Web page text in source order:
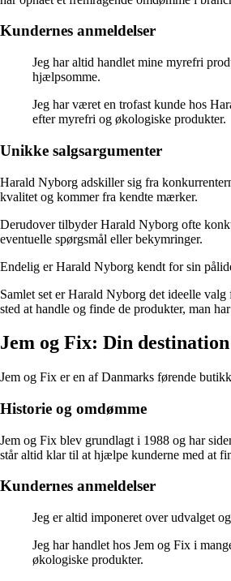
Kundernes anmeldelser
Jeg har altid handlet mine myrefri
hjælpsomme.
Jeg har været en trofast kunde hos
efter myrefri og økologiske produkter.
Unikke salgsargumenter
Harald Nyborg adskiller sig fra
kvalitet og kommer fra kendte mærker.
Derudover tilbyder Harald Nyborg ofte
eventuelle spørgsmål eller bekymringer.
Endelig er Harald Nyborg kendt for sin
Samlet set er Harald Nyborg det ideelle
sted at handle og finde de produkter, man
Jem og Fix: Din
Jem og Fix er en af Danmarks førende
Historie og omdømme
Jem og Fix blev grundlagt i 1988 og har
står altid klar til at hjælpe kunderne med at
Kundernes anmeldelser
Jeg er altid imponeret over udvalget
Jeg har handlet hos Jem og Fix i
økologiske produkter.